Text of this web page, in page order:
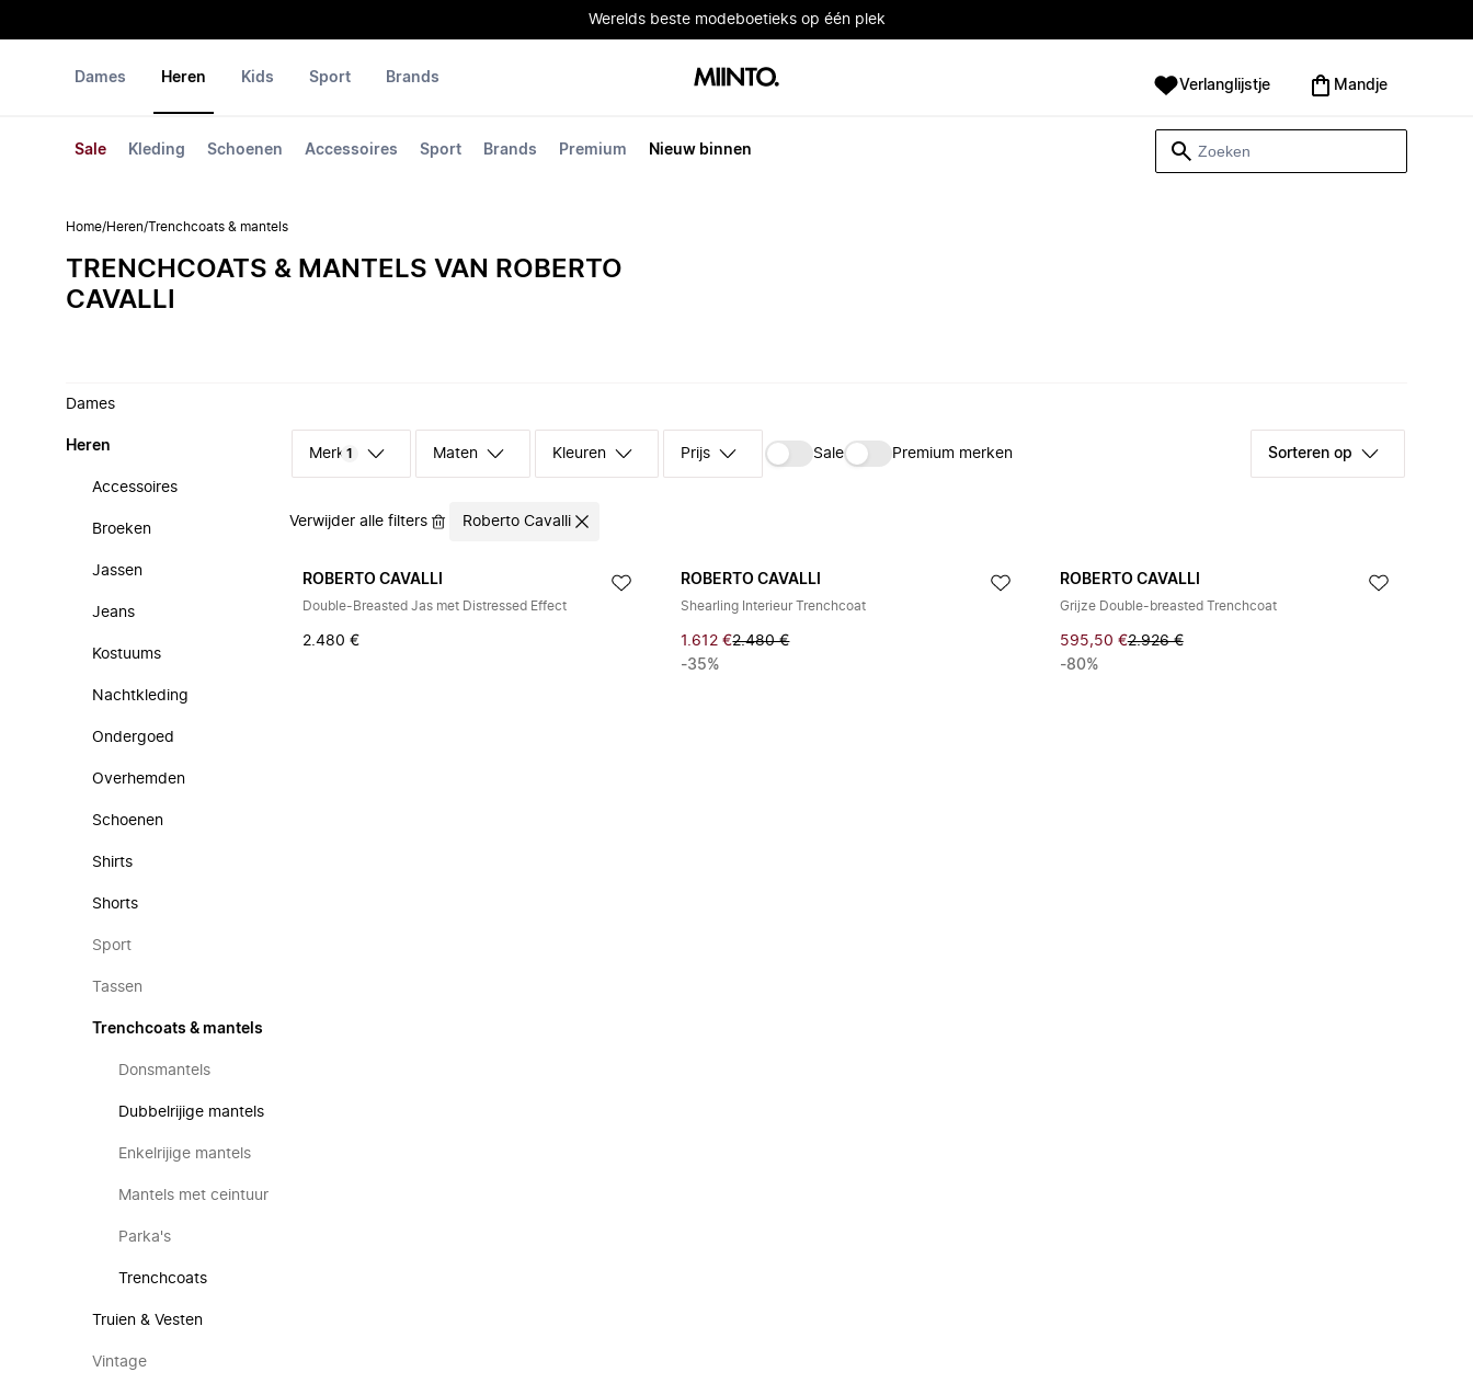
Werelds beste modeboetieks op één plek
Dames Heren
Sale Kleding Schoenen Accessoires Sport Brands Premium Nieuw binnen
Kids Sport Brands Verlanglijstje Mandje
Home/Heren/Trenchcoats & mantels
TRENCHCOATS & MANTELS VAN ROBERTO
CAVALLI
Dames
Heren
Accessoires
Broeken
Jassen
Jeans
Kostuums
Nachtkleding
Ondergoed
Overhemden
Schoenen
Shirts
Shorts
Sport
Tassen
Trenchcoats & mantels
Donsmantels
Dubbelrijige mantels
Enkelrijige mantels
Mantels met ceintuur
Parka's
Trenchcoats
Truien & Vesten
Vintage
Merk 1 Maten Kleuren Prijs Sale Premium merken Sorteren op
Verwijder alle filters Roberto Cavalli
ROBERTO CAVALLI
Double-Breasted Jas met Distressed Effect
2.480 €
ROBERTO CAVALLI
Shearling Interieur Trenchcoat
1.612 €2.480 €
-35%
ROBERTO CAVALLI
Grijze Double-breasted Trenchcoat
595,50 €2.926 €
-80%